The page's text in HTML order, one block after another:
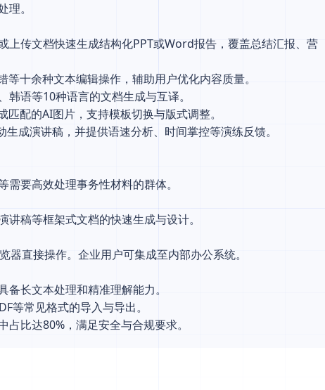
。
上传文档快速生成结构化PPT或Word报告，覆盖总结汇报、营
十余种文本编辑操作，辅助用户优化内容质量。
语等10种语言的文档生成与互译。
配的AI图片，支持模板切换与版式调整。
成演讲稿，并提供语速分析、时间掌控等演练反馈。
要高效处理事务性材料的群体。
稿等框架式文档的快速生成与设计。
直接操作。企业用户可集成至内部办公系统。
备长文本处理和精准理解能力。
等常见格式的导入与导出。
占比达80%，满足安全与合规要求。